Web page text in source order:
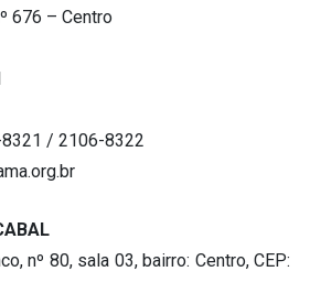
676 – Centro
/ 2106-8322
nº 80, sala 03, bairro: Centro, CEP: